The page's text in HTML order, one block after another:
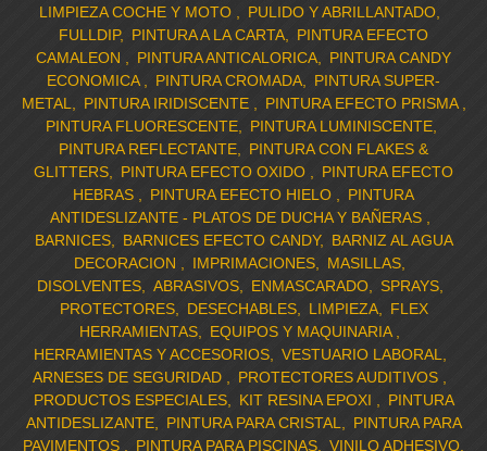
LIMPIEZA COCHE Y MOTO
PULIDO Y ABRILLANTADO
FULLDIP
PINTURA A LA CARTA
PINTURA EFECTO
CAMALEON
PINTURA ANTICALORICA
PINTURA CANDY
ECONOMICA
PINTURA CROMADA
PINTURA SUPER-
METAL
PINTURA IRIDISCENTE
PINTURA EFECTO PRISMA
PINTURA FLUORESCENTE
PINTURA LUMINISCENTE
PINTURA REFLECTANTE
PINTURA CON FLAKES &
GLITTERS
PINTURA EFECTO OXIDO
PINTURA EFECTO
HEBRAS
PINTURA EFECTO HIELO
PINTURA
ANTIDESLIZANTE - PLATOS DE DUCHA Y BAÑERAS
BARNICES
BARNICES EFECTO CANDY
BARNIZ AL AGUA
DECORACION
IMPRIMACIONES
MASILLAS
DISOLVENTES
ABRASIVOS ENMASCARADO
SPRAYS
PROTECTORES
DESECHABLES LIMPIEZA
FLEX
HERRAMIENTAS
EQUIPOS Y MAQUINARIA
HERRAMIENTAS Y ACCESORIOS
VESTUARIO LABORAL
ARNESES DE SEGURIDAD
PROTECTORES AUDITIVOS
PRODUCTOS ESPECIALES
KIT RESINA EPOXI
PINTURA
ANTIDESLIZANTE
PINTURA PARA CRISTAL
PINTURA PARA
PAVIMENTOS
PINTURA PARA PISCINAS VINILO ADHESIVO